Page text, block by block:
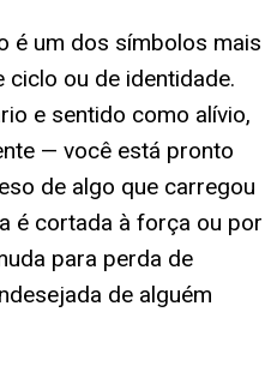
é um dos símbolos mais
ou de identidade.
e sentido como alívio,
— você está pronto
de algo que carregou
é cortada à força ou por
para perda de
de alguém